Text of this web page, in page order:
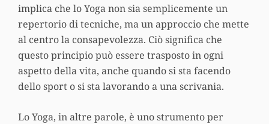
implica che lo Yoga non sia semplicemente un
repertorio di tecniche, ma un approccio che mette
al centro la consapevolezza. Ciò significa che
questo principio può essere trasposto in ogni
aspetto della vita, anche quando si sta facendo
dello sport o si sta lavorando a una scrivania.
Lo Yoga, in altre parole, è uno strumento per